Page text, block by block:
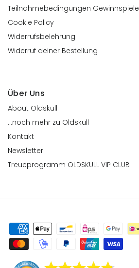
Teilnahmebedingungen Gewinnspiele
Cookie Policy
Widerrufsbelehrung
Widerruf deiner Bestellung
Über Uns
About Oldskull
...noch mehr zu Oldskull
Kontakt
Newsletter
Treueprogramm OLDSKULL VIP CLUB